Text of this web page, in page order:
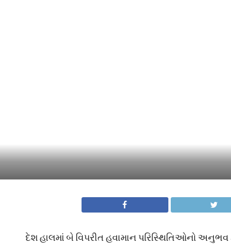
દેશ હાલમાં બે વિપરીત હવામાન પરિસ્થિતિઓનો